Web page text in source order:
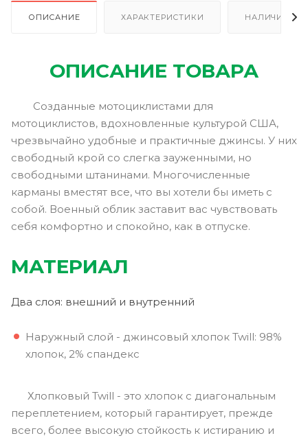
ОПИСАНИЕ ХАРАКТЕРИСТИКИ НАЛИЧИЕ
ОПИСАНИЕ ТОВАРА
Созданные мотоциклистами для
мотоциклистов, вдохновленные культурой США,
чрезвычайно удобные и практичные джинсы. У них
свободный крой со слегка зауженными, но
свободными штанинами. Многочисленные
карманы вместят все, что вы хотели бы иметь с
собой. Военный облик заставит вас чувствовать
себя комфортно и спокойно, как в отпуске.
МАТЕРИАЛ
Два слоя: внешний и внутренний
Наружный слой - джинсовый хлопок Twill: 98%
хлопок, 2% спандекс
Хлопковый Twill - это хлопок с диагональным
переплетением, который гарантирует, прежде
всего, более высокую стойкость к истиранию и